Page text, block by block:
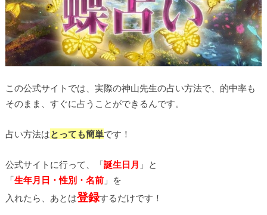
この公式サイトでは、実際の神山先生の占い方法で、的中率も
そのまま、すぐに占うことができるんです。
占い方法はとっても簡単です！
公式サイトに行って、「誕生日月 」と
「生年月日・性別・名前」を
入れたら、あとは登録するだけです ！